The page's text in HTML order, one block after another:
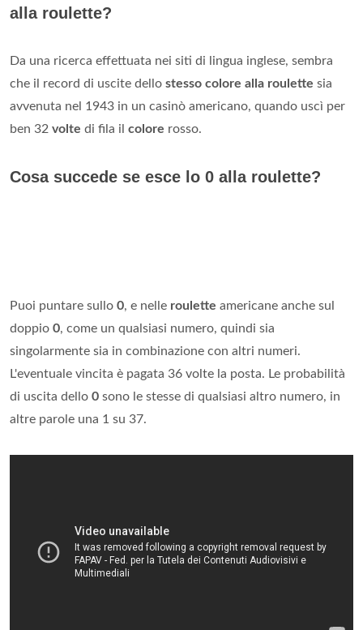
alla roulette?
Da una ricerca effettuata nei siti di lingua inglese, sembra
che il record di uscite dello stesso colore alla roulette sia
avvenuta nel 1943 in un casinò americano, quando uscì per
ben 32 volte di fila il colore rosso.
Cosa succede se esce lo 0 alla roulette?
Puoi puntare sullo 0, e nelle roulette americane anche sul
doppio 0, come un qualsiasi numero, quindi sia
singolarmente sia in combinazione con altri numeri.
L'eventuale vincita è pagata 36 volte la posta. Le probabilità
di uscita dello 0 sono le stesse di qualsiasi altro numero, in
altre parole una 1 su 37.